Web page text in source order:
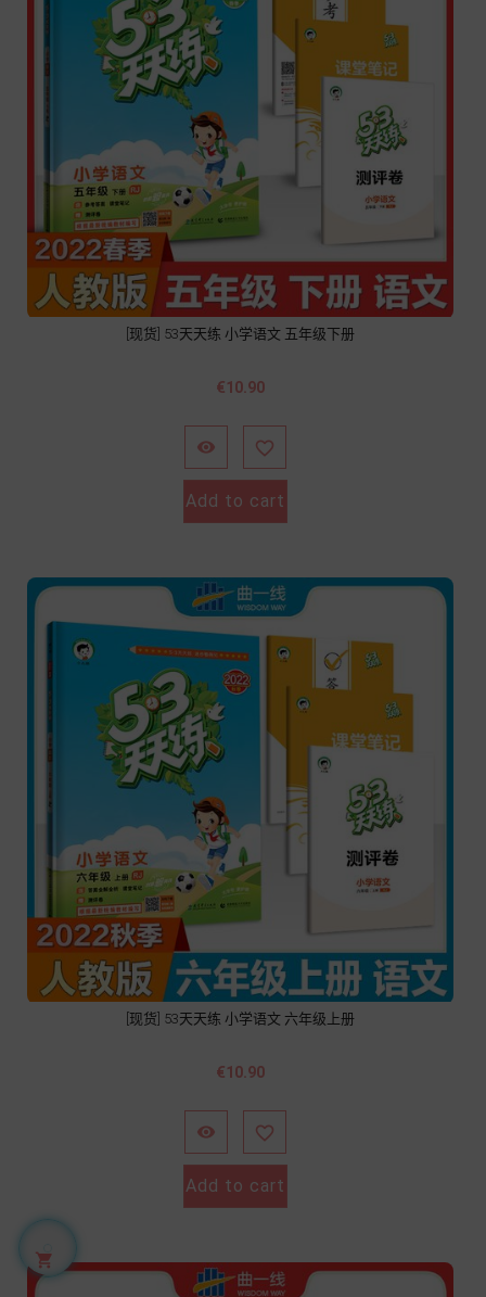
[现货] 53天天练 小学语文 五年级下册
價
€10.90
 
Add to cart
[现货] 53天天练 小学语文 六年级上册
價
€10.90
 
Add to cart
